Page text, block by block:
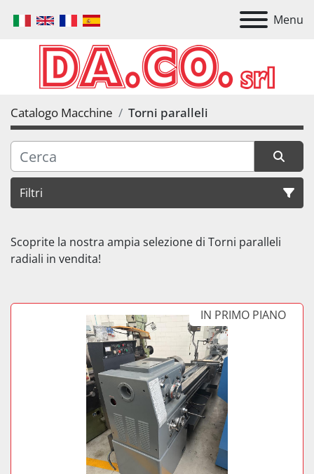
Menu
Catalogo Macchine Torni paralleli
Filtri
Scoprite la nostra ampia selezione di Torni paralleli
radiali in vendita!
IN PRIMO PIANO